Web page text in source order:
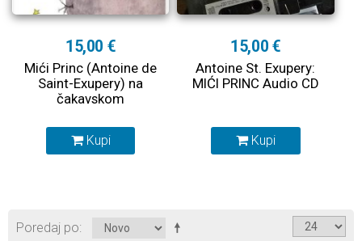
15,00 €
Mići Princ (Antoine de
Saint-Exupery) na
čakavskom
Kupi
15,00 €
Antoine St. Exupery:
MIĆI PRINC Audio CD
Kupi
Poredaj po